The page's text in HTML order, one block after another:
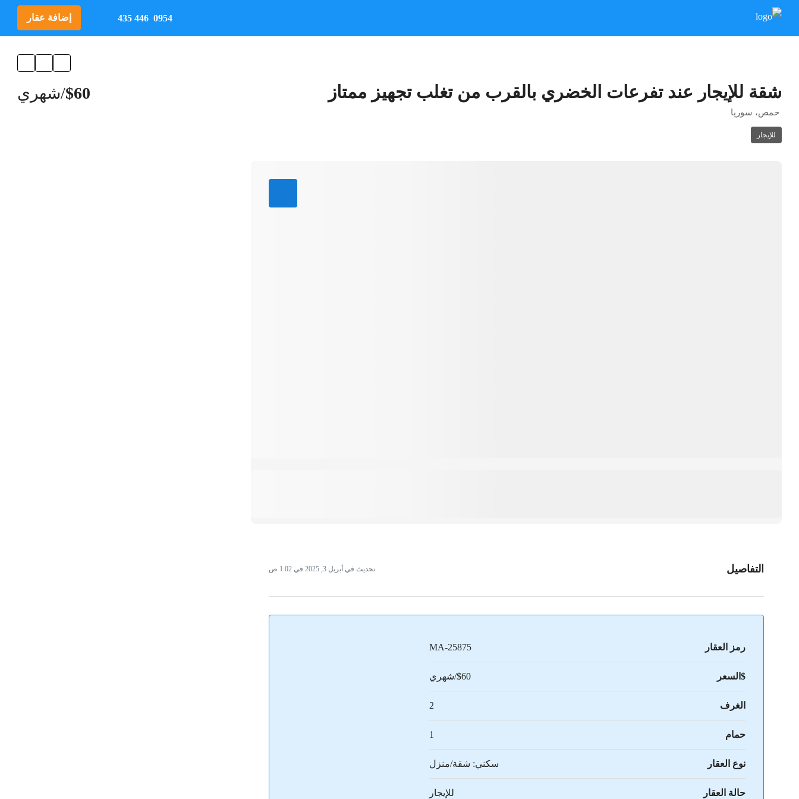
0954 446 435 إضافة عقار
شقة للإيجار عند تفرعات الخضري بالقرب من تغلب تجهيز ممتاز
حمص، سوريا
للإيجار
$60/شهري
التفاصيل تحديث في أبريل 3, 2025 في 1:02 ص
رمز العقار MA-25875
$السعر $60/شهري
الغرف 2
حمام 1
نوع العقار سكني: شقة/منزل
حالة العقار للإيجار